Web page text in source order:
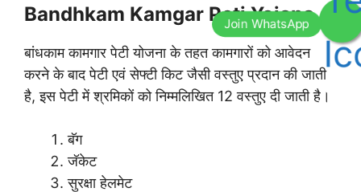
Bandhkam Kamgar Peti Yojana
बांधकाम कामगार पेटी योजना के तहत कामगारों को आवेदन
करने के बाद पेटी एवं सेफ्टी किट जैसी वस्तुए प्रदान की जाती
है, इस पेटी में श्रमिकों को निम्मलिखित 12 वस्तुए दी जाती है।
बॅग
जॅकेट
सुरक्षा हेलमेट